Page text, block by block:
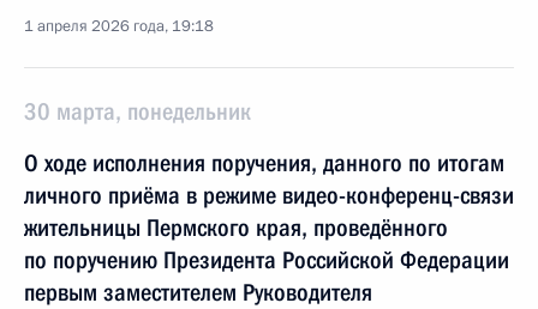
1 апреля 2026 года, 19:18
30 марта, понедельник
О ходе исполнения поручения, данного по итогам
личного приёма в режиме видео-конференц-связи
жительницы Пермского края, проведённого
по поручению Президента Российской Федерации
первым заместителем Руководителя